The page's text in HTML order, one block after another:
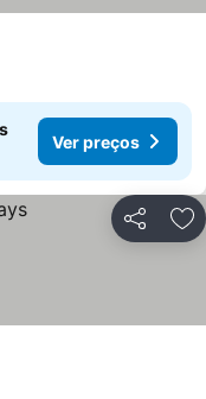
Ver preços
Partilhar